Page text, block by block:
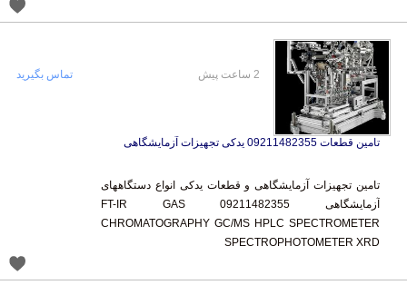
تامین قطعات 09211482355 یدکی تجهیزات آزمایشگاهی
تامین تجهیزات آزمایشگاهی و قطعات یدکی انواع دستگاههای
آزمایشگاهی 09211482355 FT-IR GAS
CHROMATOGRAPHY GC/MS HPLC SPECTROMETER
SPECTROPHOTOMETER XRD
2 ساعت پیش تماس بگیرید